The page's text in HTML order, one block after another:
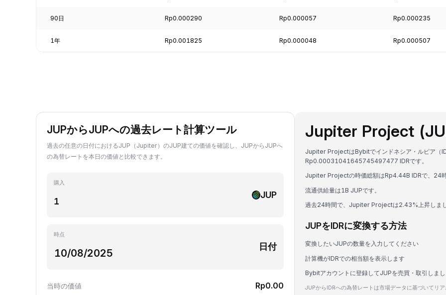
90日 Rp0.000290 Rp0.000057 Rp0.000235
1年 Rp0.001825 Rp0.000048 Rp0.000507
JUPからJUPへの過去レート計算ツール
過去の任意の日付におけるJUP（Jupiter）のJUP建ての価値を確認し、JUPからJUPへ
の為替レートを本日の価値と比較できます。
購入
JUP
時点
日付
当時の価値 Rp0.00
Jupiter Project
Jupiter ProjectはBybitでインドネシア・ルピア（
Rp0.00031041645745497477 IDRです。
Jupiter Projectの時価総額はRp4.44B IDRで、24
流通供給量は1B JUPです。
過去24時間で、Jupiter Projectは2.43%上昇しまし
JUPをIDRに変換する方法
変換したいJUPの数量を入力してください
計算機がIDRでの相当額を表示します
Bybitアカウントに登録してJUPを売買・取引しまし
JUPからIDRへの為替レートは市場データに基づいてリア